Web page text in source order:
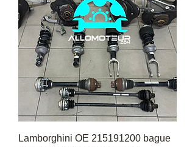
Lamborghini OE 215191200 bague